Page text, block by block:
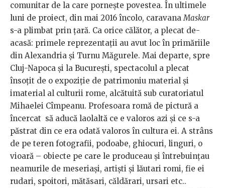
comunitar de la care pornește povestea. În ultimele
luni de proiect, din mai 2016 încolo, caravanaMaskar
s-a plimbat prin țară. Ca orice călător, a plecat de-
acasă: primele reprezentații au avut loc în primăriile
din Alexandria și Turnu Măgurele. Mai departe, spre
Cluj-Napoca și la București, spectacolul a plecat
însoțit de o expoziție de patrimoniu material și
imaterial al culturii rome, alcătuită sub curatoriatul
Mihaelei Cîmpeanu. Profesoara romă de pictură a
încercat să aducă laolaltă ce e valoros azi și ce s-a
păstrat din ce era odată valoros în cultura ei. A strâns
de pe teren fotografii, podoabe, ghiocuri, linguri, o
vioară – obiecte pe care le produceau și întrebuințau
neamurile de meseriași, artiști și lăutari romi, fie ei
rudari, spoitori, mătăsari, căldărari, ursari etc..